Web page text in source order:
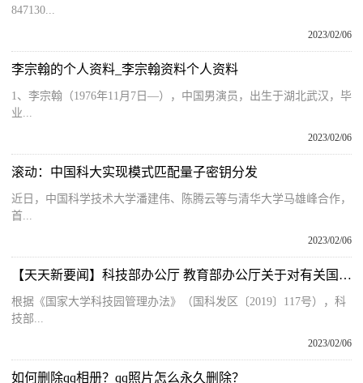
847130...
2023/02/06
李宗翰的个人资料_李宗翰资料个人资料
1、李宗翰（1976年11月7日—），中国男演员，出生于湖北武汉，毕
业...
2023/02/06
滚动：中国科大实现模式匹配量子密钥分发
近日，中国科学技术大学潘建伟、陈腾云等与清华大学马雄峰合作，
首...
2023/02/06
【天天新要闻】科技部办公厅 教育部办公厅关于对有关国家大学科技园进行整改评估的通知
根据《国家大学科技园管理办法》（国科发区〔2019〕117号），科
技部...
2023/02/06
如何删除qq相册？qq照片怎么永久删除？